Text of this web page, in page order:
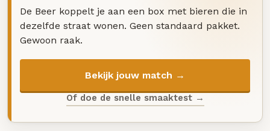
De Beer koppelt je aan een box met bieren die in
dezelfde straat wonen. Geen standaard pakket.
Gewoon raak.
Bekijk jouw match →
Of doe de snelle smaaktest →